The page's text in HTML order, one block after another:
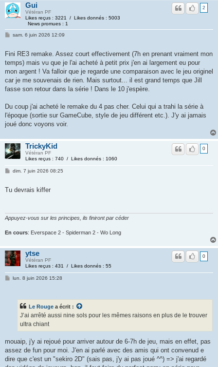
Gui
Vétéran PF
Likes reçus : 3221 / Likes donnés : 5003
News promues : 1
2
sam. 6 juin 2026 12:09
Fini RE3 remake. Assez court effectivement (7h en prenant vraiment mon
temps) mais vu que je l'ai acheté à petit prix j'en ai largement eu pour
mon argent ! Va falloir que je regarde une comparaison avec le jeu originel
car je me souvenais de rien. Mais surtout... il est grand temps que Jill
fasse son retour dans la série ! Dans le 10 j'espère.
Du coup j'ai acheté le remake du 4 pas cher. Celui qui a trahi la série à
l'époque (sortie sur GameCube, style de jeu différent etc.). J'y ai jamais
joué donc voyons voir.
TrickyKid
Vétéran PF
Likes reçus : 740 / Likes donnés : 1060
0
dim. 7 juin 2026 08:25
Tu devrais kiffer
Appuyez-vous sur les principes, ils finiront par céder
En cours: Everspace 2 - Spiderman 2 - Wo Long
ytse
Vétéran PF
Likes reçus : 431 / Likes donnés : 55
0
lun. 8 juin 2026 15:28
Le Rouge a écrit :
J’ai arrêté aussi nine sols pour les mêmes raisons en plus de le trouver
ultra chiant
mouaip, j'y ai rejoué pour arriver autour de 6-7h de jeu, mais en effet, pas
assez de fun pour moi. J'en ai parlé avec des amis qui ont convenud e
dire que c'est un "sekiro 2D" (sais pas, j'y ai pas joué ^^) => j'ai regardé